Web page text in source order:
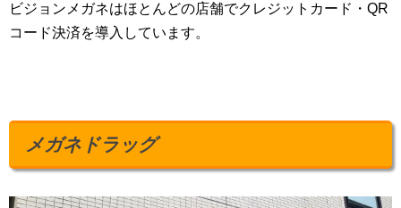
ビジョンメガネはほとんどの店舗でクレジットカード・QR
コード決済を導入しています。
メガネドラッグ